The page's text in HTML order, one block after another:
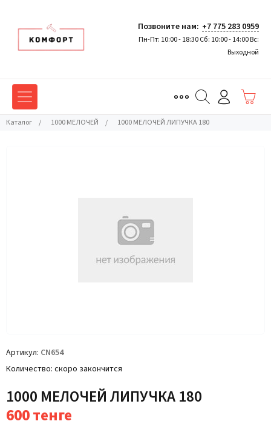
Позвоните нам: +7 775 283 0959
Пн-Пт: 10:00 - 18:30 Сб: 10:00 - 14:00 Вс:
Выходной
Каталог / 1000 МЕЛОЧЕЙ / 1000 МЕЛОЧЕЙ ЛИПУЧКА 180
Артикул CN654
Количество скоро закончится
1000 МЕЛОЧЕЙ ЛИПУЧКА 180
600тенге